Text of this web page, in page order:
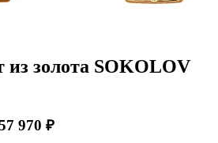
из золота SOKOLOV
970 ₽